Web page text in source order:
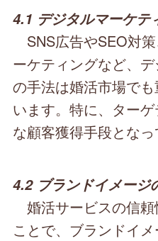
4.1 デジタルマーケテ
SNS広告やSEO対
ーケティングなど、
の手法は婚活市場で
います。特に、ター
な顧客獲得手段となっ
4.2 ブランドイメージ
婚活サービスの信
ことで、ブランドイ